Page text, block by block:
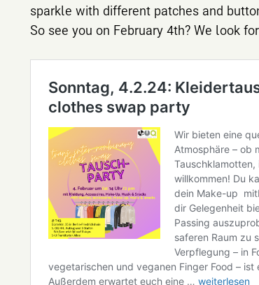
sparkle with different patches and
So see you on February 4th? We look